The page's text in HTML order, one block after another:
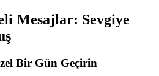
Mesajlar: Sevgiye
Bir Gün Geçirin